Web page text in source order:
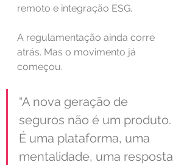
remoto e integração ESG.
A regulamentação ainda corre
atrás. Mas o movimento já
começou.
“A nova geração de
seguros não é um produto.
É uma plataforma, uma
mentalidade, uma resposta